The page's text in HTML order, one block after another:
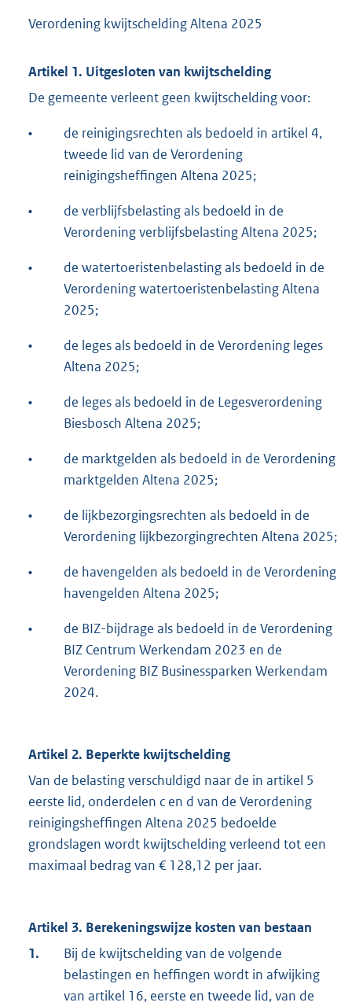
Verordening kwijtschelding Altena 2025
Artikel 1. Uitgesloten van kwijtschelding
De gemeente verleent geen kwijtschelding voor:
•
de reinigingsrechten als bedoeld in artikel 4,
tweede lid van de Verordening
reinigingsheffingen Altena 2025;
•
de verblijfsbelasting als bedoeld in de
Verordening verblijfsbelasting Altena 2025;
•
de watertoeristenbelasting als bedoeld in de
Verordening watertoeristenbelasting Altena
2025;
•
de leges als bedoeld in de Verordening leges
Altena 2025;
•
de leges als bedoeld in de Legesverordening
Biesbosch Altena 2025;
•
de marktgelden als bedoeld in de Verordening
marktgelden Altena 2025;
•
de lijkbezorgingsrechten als bedoeld in de
Verordening lijkbezorgingrechten Altena 2025;
•
de havengelden als bedoeld in de Verordening
havengelden Altena 2025;
•
de BIZ-bijdrage als bedoeld in de Verordening
BIZ Centrum Werkendam 2023 en de
Verordening BIZ Businessparken Werkendam
2024.
Artikel 2. Beperkte kwijtschelding
Van de belasting verschuldigd naar de in artikel 5
eerste lid, onderdelen c en d van de Verordening
reinigingsheffingen Altena 2025 bedoelde
grondslagen wordt kwijtschelding verleend tot een
maximaal bedrag van € 128,12 per jaar.
Artikel 3. Berekeningswijze kosten van bestaan
1.
Bij de kwijtschelding van de volgende
belastingen en heffingen wordt in afwijking
van artikel 16, eerste en tweede lid, van de